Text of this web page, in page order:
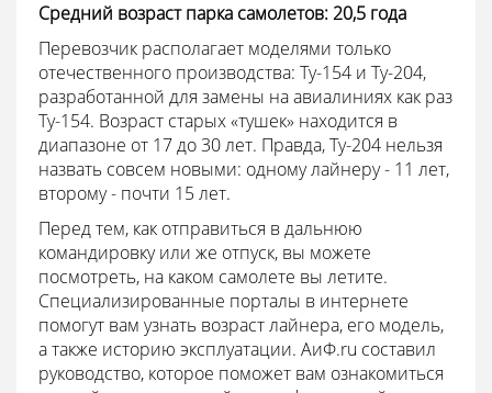
Средний возраст парка самолетов: 20,5 года
Перевозчик располагает моделями только
отечественного производства: Ту-154 и Ту-204,
разработанной для замены на авиалиниях как раз
Ту-154. Возраст старых «тушек» находится в
диапазоне от 17 до 30 лет. Правда, Ту-204 нельзя
назвать совсем новыми: одному лайнеру - 11 лет,
второму - почти 15 лет.
Перед тем, как отправиться в дальнюю
командировку или же отпуск, вы можете
посмотреть, на каком самолете вы летите.
Специализированные порталы в интернете
помогут вам узнать возраст лайнера, его модель,
а также историю эксплуатации. АиФ.ru составил
руководство, которое поможет вам ознакомиться